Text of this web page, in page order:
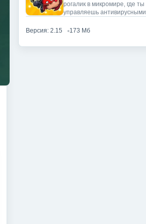
рогалик в микромире, где ты
управляешь антивирусными
Версия: 2.15
173 Мб